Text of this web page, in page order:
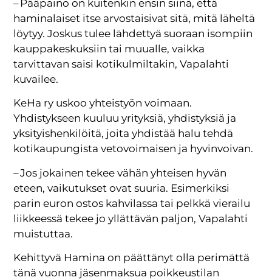
– Pääpaino on kuitenkin ensin siinä, että
haminalaiset itse arvostaisivat sitä, mitä läheltä
löytyy. Joskus tulee lähdettyä suoraan isompiin
kauppakeskuksiin tai muualle, vaikka
tarvittavan saisi kotikulmiltakin, Vapalahti
kuvailee.
KeHa ry uskoo yhteistyön voimaan.
Yhdistykseen kuuluu yrityksiä, yhdistyksiä ja
yksityishenkilöitä, joita yhdistää halu tehdä
kotikaupungista vetovoimaisen ja hyvinvoivan.
– Jos jokainen tekee vähän yhteisen hyvän
eteen, vaikutukset ovat suuria. Esimerkiksi
parin euron ostos kahvilassa tai pelkkä vierailu
liikkeessä tekee jo yllättävän paljon, Vapalahti
muistuttaa.
Kehittyvä Hamina on päättänyt olla perimättä
tänä vuonna jäsenmaksua poikkeustilan